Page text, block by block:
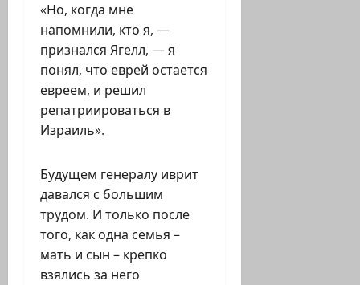
«Но, когда мне
напомнили, кто я, —
признался Ягелл, — я
понял, что еврей остается
евреем, и решил
репатриироваться в
Израиль».
Будущем генералу иврит
давался с большим
трудом. И только после
того, как одна семья –
мать и сын – крепко
взялись за него